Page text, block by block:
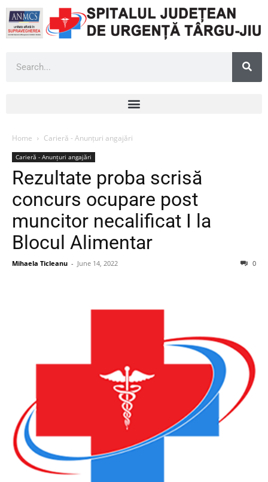
Home Carieră - Anunțuri angajări
Carieră - Anunțuri angajări
Rezultate proba scrisă
concurs ocupare post
muncitor necalificat I la
Blocul Alimentar
Mihaela Ticleanu - June 14, 2022 0